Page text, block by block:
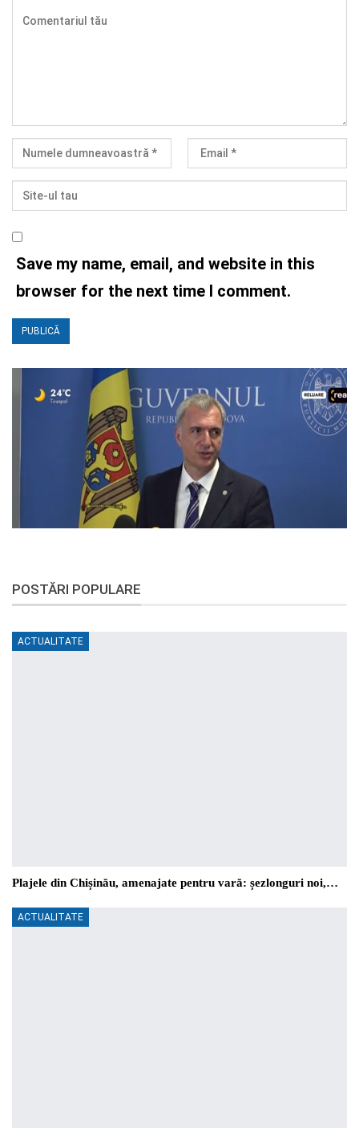
Save my name, email, and website in this
browser for the next time I comment.
POSTĂRI POPULARE
ACTUALITATE
Plajele din Chișinău, amenajate pentru vară: șezlonguri noi,…
ACTUALITATE